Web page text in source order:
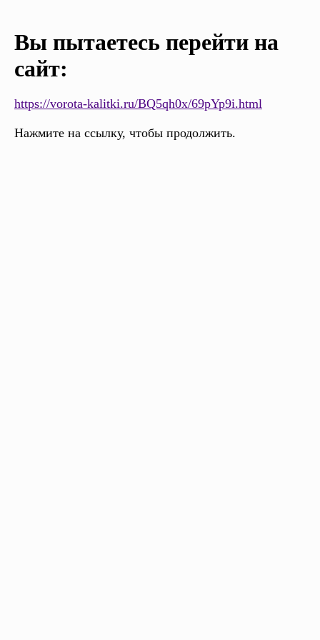
Вы пытаетесь перейти на
сайт:
https://vorota-kalitki.ru/BQ5qh0x/69pYp9i.html
Нажмите на ссылку, чтобы продолжить.